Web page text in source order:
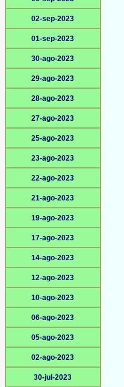
02-sep-2023
01-sep-2023
30-ago-2023
29-ago-2023
28-ago-2023
27-ago-2023
25-ago-2023
23-ago-2023
22-ago-2023
21-ago-2023
19-ago-2023
17-ago-2023
14-ago-2023
12-ago-2023
10-ago-2023
06-ago-2023
05-ago-2023
02-ago-2023
30-jul-2023